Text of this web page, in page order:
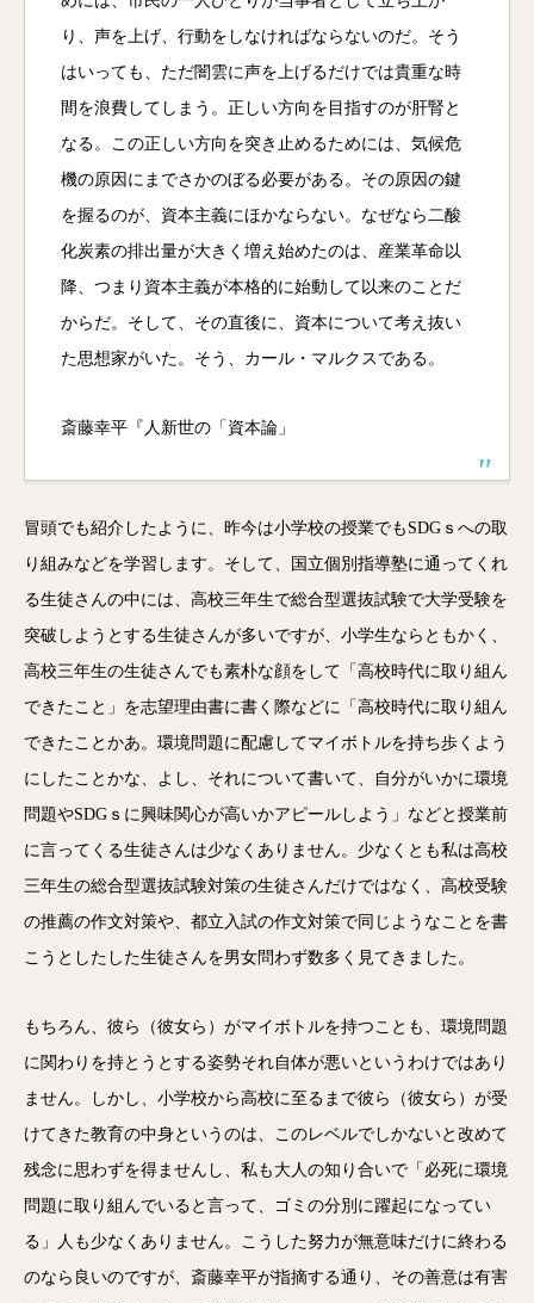
り、声を上げ、行動をしなければならないのだ。そう
はいっても、ただ闇雲に声を上げるだけでは貴重な時
間を浪費してしまう。正しい方向を目指すのが肝腎と
なる。この正しい方向を突き止めるためには、気候危
機の原因にまでさかのぼる必要がある。その原因の鍵
を握るのが、資本主義にほかならない。なぜなら二酸
化炭素の排出量が大きく増え始めたのは、産業革命以
降、つまり資本主義が本格的に始動して以来のことだ
からだ。そして、その直後に、資本について考え抜い
た思想家がいた。そう、カール・マルクスである。
斎藤幸平『人新世の「資本論」
冒頭でも紹介したように、昨今は小学校の授業でもSDGｓへの取
り組みなどを学習します。そして、国立個別指導塾に通ってくれ
る生徒さんの中には、高校三年生で総合型選抜試験で大学受験を
突破しようとする生徒さんが多いですが、小学生ならともかく、
高校三年生の生徒さんでも素朴な顔をして「高校時代に取り組ん
できたこと」を志望理由書に書く際などに「高校時代に取り組ん
できたことかあ。環境問題に配慮してマイボトルを持ち歩くよう
にしたことかな、よし、それについて書いて、自分がいかに環境
問題やSDGｓに興味関心が高いかアピールしよう」などと授業前
に言ってくる生徒さんは少なくありません。少なくとも私は高校
三年生の総合型選抜試験対策の生徒さんだけではなく、高校受験
の推薦の作文対策や、都立入試の作文対策で同じようなことを書
こうとしたした生徒さんを男女問わず数多く見てきました。
もちろん、彼ら（彼女ら）がマイボトルを持つことも、環境問題
に関わりを持とうとする姿勢それ自体が悪いというわけではあり
ません。しかし、小学校から高校に至るまで彼ら（彼女ら）が受
けてきた教育の中身というのは、このレベルでしかないと改めて
残念に思わずを得ませんし、私も大人の知り合いで「必死に環境
問題に取り組んでいると言って、ゴミの分別に躍起になってい
る」人も少なくありません。こうした努力が無意味だけに終わる
のなら良いのですが、斎藤幸平が指摘する通り、その善意は有害